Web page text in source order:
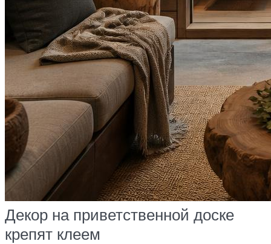
Декор на приветственной доске
крепят клеем